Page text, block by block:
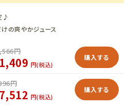
♪
の爽やかジュース
円
1,409 円(税込)
購入する
円
7,512 円(税込)
購入する